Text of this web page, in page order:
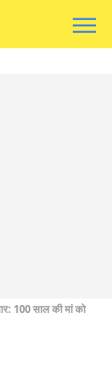
100 साल की मां को